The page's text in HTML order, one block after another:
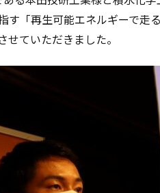
す「再生可能エネルギーで走
せていただきました。